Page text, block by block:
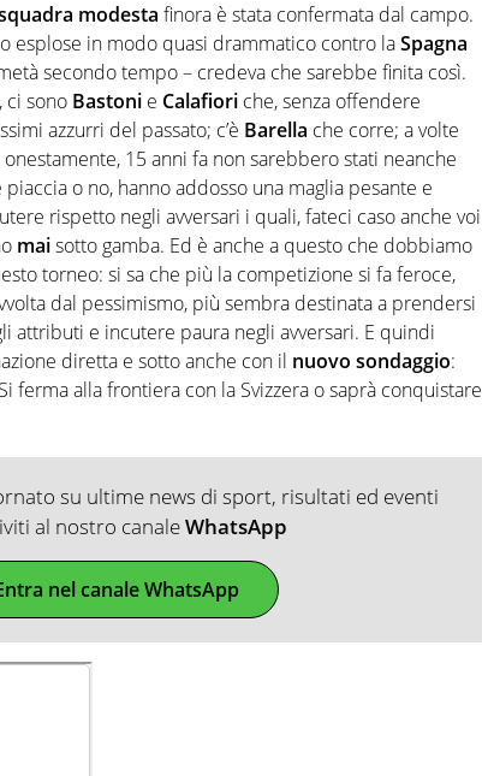
modesta finora è stata confermata dal campo.
esplose in modo quasi drammatico contro laSpagna
secondo tempo – credeva che sarebbe finita così.
ci sono Bastoni e Calafiori che, senza offendere
azzurri del passato; c’è Barella che corre; a volte
15 anni fa non sarebbero stati neanche
o no, hanno addosso una maglia pesante e
rispetto negli avversari i quali, fateci caso anche voi
maisotto gamba. Ed è anche a questo che dobbiamo
torneo: si sa che più la competizione si fa feroce,
dal pessimismo, più sembra destinata a prendersi
attributi e incutere paura negli avversari. E quindi
diretta e sotto anche con il nuovo sondaggio:
ferma alla frontiera con la Svizzera o saprà conquistare
su ultime news di sport, risultati ed eventi
al nostro canaleWhatsApp
nel canale WhatsApp